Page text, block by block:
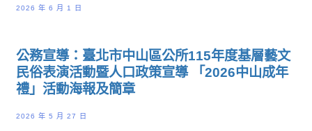
2026 年 6 月 1 日
公務宣導：臺北市中山區公所115年度基層藝文
民俗表演活動暨人口政策宣導 「2026中山成年
禮」活動海報及簡章
2026 年 5 月 27 日